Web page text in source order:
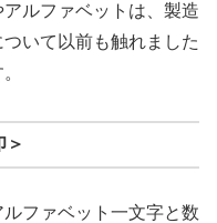
ルファベットは、製造
いて以前も触れました
＞
ファベット一文字と数